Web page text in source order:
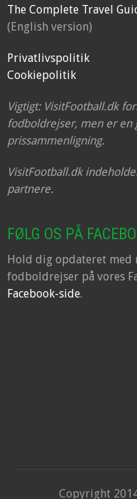
The Complete Travel
(English version)
Privatlivspolitik
Cookiepolitik
Vigtigt: VisitFootball.dk
fodboldrejser, men er
prissammenligning.
VisitFootball.dk
partnere.
FØLG OS PÅ
Hold dig opdateret med
fodboldrejser på vores
Facebook-side.
Copyright